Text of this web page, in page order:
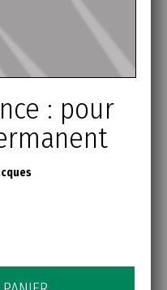
: pour